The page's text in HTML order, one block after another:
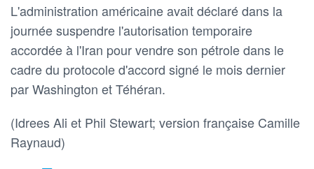
L'administration américaine avait déclaré dans la
journée suspendre l'autorisation temporaire
accordée à l'Iran pour vendre son pétrole dans le
cadre du protocole d'accord signé le mois dernier
par Washington et Téhéran.
(Idrees Ali et Phil Stewart; version française Camille
Raynaud)